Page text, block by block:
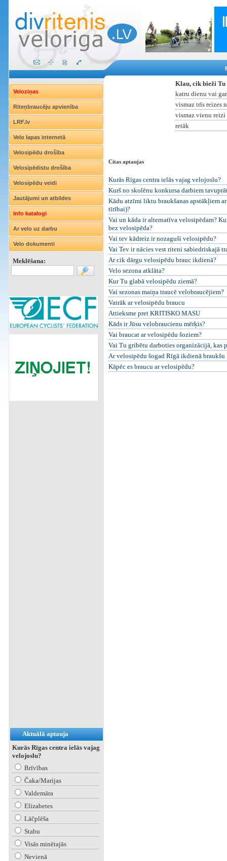
Veloziņas
Riteņbraucēju apvienība
LRF.lv
Velo lapas internetā
Velosipēdu drošība
Velosipēdistu drošība
Velosipēdu veidi
Jautājumi un atbildes
Info katalogi
Ar velo uz darbu
Velo dokumenti
Meklēšana:
Aktuālā aptauja
Kurās Rīgas centra ielās vajag
velojoslu?
Brīvības
Čaka/Marijas
Valdemāra
Elizabetes
Lāčplēša
Stabu
Visās minētajās
Nevienā
Klau, cik bieži
katru dienu vai
vismaz trīs reizes
vismaz vienu reizi
retāk
Citas aptaujas
Kurās Rīgas centra ielās vajag velojoslu?
Kurš no skolēnu konkursa darbiem
Kādu atzīmi liktu braukšanas apstākļiem
tīrībai)?
Vai un kāda ir alternatīva velosipēdam?
bez velosipēda?
Vai tev kādreiz ir nozaguši velosipēdu?
Vai Tev ir nācies vest riteni sabiedriskajā
Ar cik dārgu velosipēdu brauc ikdienā?
Velo sezona atklāta?
Kur Tu glabā velosipēdu ziemā?
Vai sezonas maiņa traucē velobraucējiem?
Vairāk ar velosipēdu braucu
Attieksme pret KRITISKO MASU
Kāds ir Jūsu velobraucienu mērķis?
Vai braucat ar velosipēdu šoziem?
Vai Tu gribētu darboties organizācijā, kas
Ar velosipēdu šogad Rīgā ikdienā braukšu
Kāpēc es braucu ar velosipēdu?